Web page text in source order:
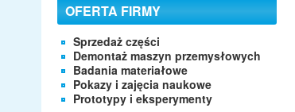
OFERTA FIRMY
Sprzedaż części
Demontaż maszyn przemysłowych
Badania materiałowe
Pokazy i zajęcia naukowe
Prototypy i eksperymenty